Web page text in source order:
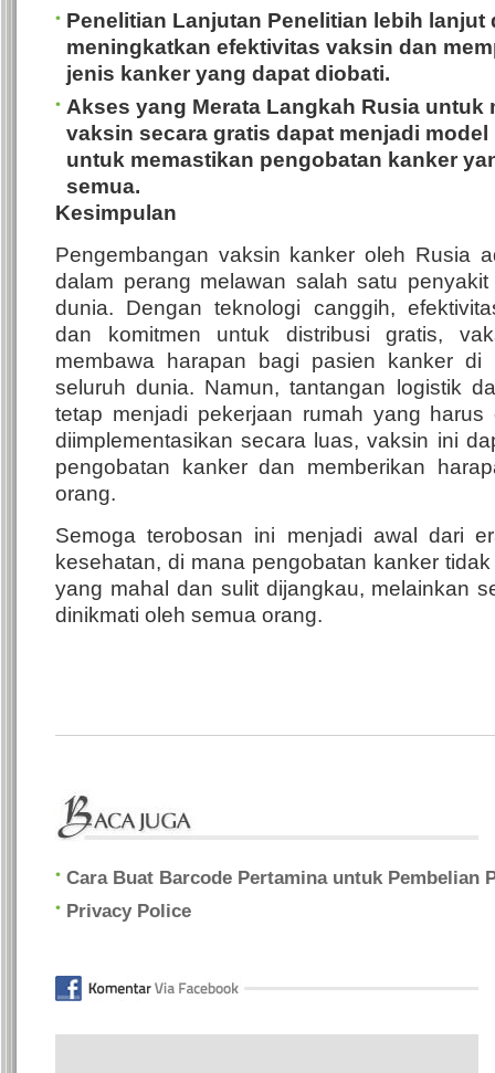
Penelitian Lanjutan Penelitian lebih lanjut
meningkatkan efektivitas vaksin dan
jenis kanker yang dapat diobati.
Akses yang Merata Langkah Rusia untuk
vaksin secara gratis dapat menjadi model
untuk memastikan pengobatan kanker
semua.
Kesimpulan
Pengembangan vaksin kanker oleh Rusia
dalam perang melawan salah satu
dunia. Dengan teknologi canggih,
dan komitmen untuk distribusi gratis,
membawa harapan bagi pasien kanker
seluruh dunia. Namun, tantangan logistik
tetap menjadi pekerjaan rumah yang harus
diimplementasikan secara luas, vaksin ini
pengobatan kanker dan memberikan
orang.
Semoga terobosan ini menjadi awal dari
kesehatan, di mana pengobatan kanker
yang mahal dan sulit dijangkau, melainkan
dinikmati oleh semua orang.
Cara Buat Barcode Pertamina untuk Pembelian
Privacy Police